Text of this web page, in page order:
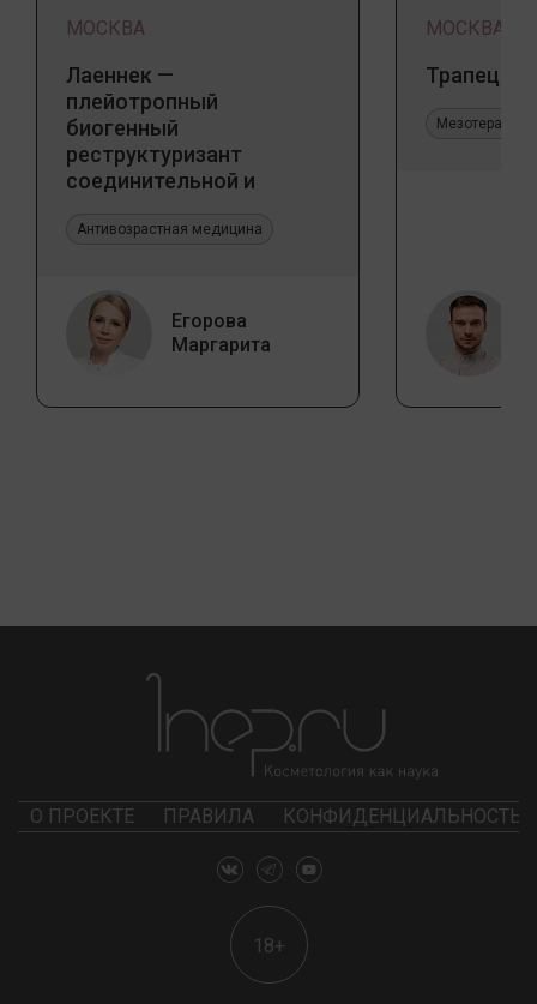
МОСКВА
Лаеннек —
плейотропный
биогенный
реструктуризант
соединительной и
Прикладное значение в
Антивозрастная медицина
Егорова
Маргарита
МОСКВА
Трапеция
Мезотерапия
О ПРОЕКТЕ ПРАВИЛА КОНФИДЕНЦИАЛЬНОСТЬ
18+